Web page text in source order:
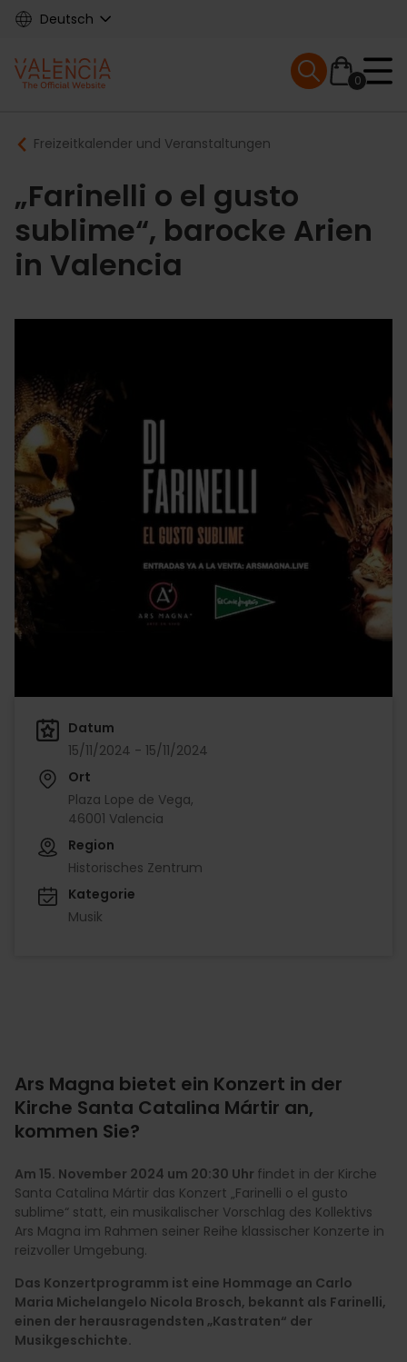
Skip
content
Deutsch
Main
navigation
0
Mobile menu
Breadcrumb
Freizeitkalender und Veranstaltungen
„Farinelli o el gusto
sublime“, barocke Arien
in Valencia
Datum
15/11/2024 - 15/11/2024
Ort
Plaza Lope de Vega,
46001 Valencia
Region
Historisches Zentrum
Kategorie
Musik
Ars Magna bietet ein Konzert in der
Kirche Santa Catalina Mártir an,
kommen Sie?
Am 15. November 2024 um 20:30 Uhr findet in der Kirche
Santa Catalina Mártir das Konzert „Farinelli o el gusto
sublime“ statt, ein musikalischer Vorschlag des Kollektivs
Ars Magna im Rahmen seiner Reihe klassischer Konzerte in
reizvoller Umgebung.
Das Konzertprogramm ist eine Hommage an Carlo
Maria Michelangelo Nicola Brosch, bekannt als Farinelli,
einen der herausragendsten „Kastraten“ der
Musikgeschichte.